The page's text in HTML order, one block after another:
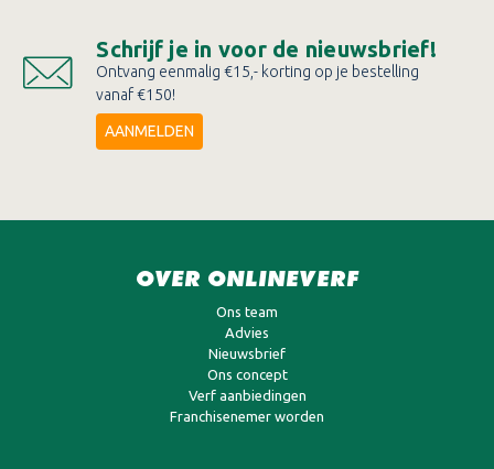
Schrijf je in voor de nieuwsbrief!
Ontvang eenmalig €15,- korting op je bestelling
vanaf €150!
AANMELDEN
OVER ONLINEVERF
Ons team
Advies
Nieuwsbrief
Ons concept
Verf aanbiedingen
Franchisenemer worden